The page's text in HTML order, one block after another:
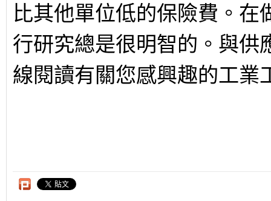
比其他單位低的保險費。在
行研究總是很明智的。與供
線閱讀有關您感興趣的工業